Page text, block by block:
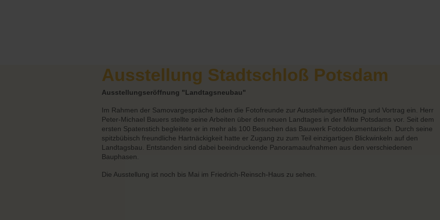
Ausstellung Stadtschloß Potsdam
Ausstellungseröffnung "Landtagsneubau"
Im Rahmen der Samovargespräche luden die Fotofreunde zur Ausstellungseröffnung und Vortrag ein. Herr
Peter-Michael Bauers stellte seine Arbeiten über den neuen Landtages in der Mitte Potsdams vor. Seit dem
ersten Spatenstich begleitete er in mehr als 100 Besuchen das Bauwerk Fotodokumentarisch. Durch seine
spitzbübisch freundliche Hartnäckigkeit hatte er Zugang zu zum Teil einzigartigen Blickwinkeln auf den
Landtagsbau. Entstanden sind dabei beeindruckende Panoramaaufnahmen aus den verschiedenen
Bauphasen.
Die Ausstellung ist noch bis Mai im Friedrich-Reinsch-Haus zu sehen.